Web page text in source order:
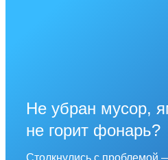
Не убран мусор,
не горит фонарь?
Столкнулись с проблемой